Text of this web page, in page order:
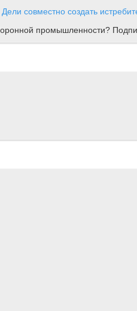
совместно создать
промышленности?